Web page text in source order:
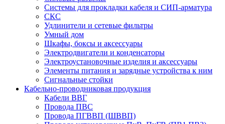
Системы для прокладки кабеля и СИП-арматура
СКС
Удлинители и сетевые фильтры
Умный дом
Шкафы, боксы и аксессуары
Электродвигатели и конденсаторы
Электроустановочные изделия и аксессуары
Элементы питания и зарядные устройства к ним
Сигнальные стойки
Кабельно-проводниковая продукция
Кабели ВВГ
Провода ПВС
Провода ПГВВП (ШВВП)